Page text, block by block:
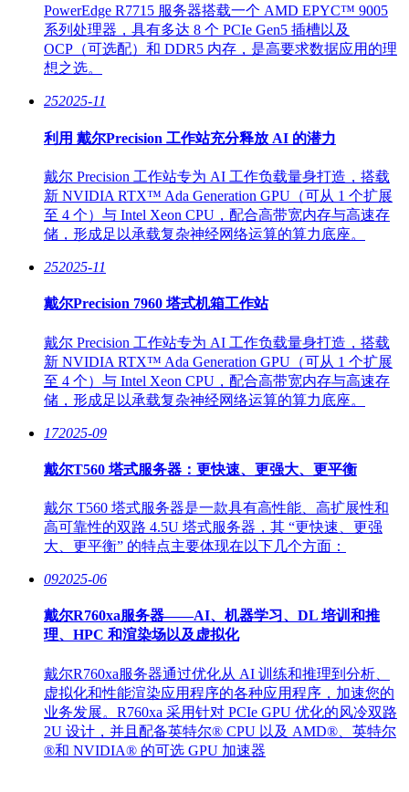
PowerEdge R7715 服务器搭载一个 AMD EPYC™ 9005
系列处理器，具有多达 8 个 PCIe Gen5 插槽以及
OCP（可选配）和 DDR5 内存，是高要求数据应用的理
想之选。
252025-11
利用 戴尔Precision 工作站充分释放 AI 的潜力
戴尔 Precision 工作站专为 AI 工作负载量身打造，搭载
新 NVIDIA RTX™ Ada Generation GPU（可从 1 个扩展
至 4 个）与 Intel Xeon CPU，配合高带宽内存与高速存
储，形成足以承载复杂神经网络运算的算力底座。
252025-11
戴尔Precision 7960 塔式机箱工作站
戴尔 Precision 工作站专为 AI 工作负载量身打造，搭载
新 NVIDIA RTX™ Ada Generation GPU（可从 1 个扩展
至 4 个）与 Intel Xeon CPU，配合高带宽内存与高速存
储，形成足以承载复杂神经网络运算的算力底座。
172025-09
戴尔T560 塔式服务器：更快速、更强大、更平衡
戴尔 T560 塔式服务器是一款具有高性能、高扩展性和
高可靠性的双路 4.5U 塔式服务器，其 “更快速、更强
大、更平衡” 的特点主要体现在以下几个方面：
092025-06
戴尔R760xa服务器——AI、机器学习、DL 培训和推
理、HPC 和渲染场以及虚拟化
戴尔R760xa服务器通过优化从 AI 训练和推理到分析、
虚拟化和性能渲染应用程序的各种应用程序，加速您的
业务发展。R760xa 采用针对 PCIe GPU 优化的风冷双路
2U 设计，并且配备英特尔® CPU 以及 AMD®、英特尔
®和 NVIDIA® 的可选 GPU 加速器